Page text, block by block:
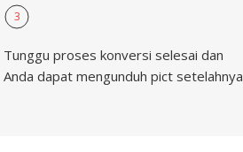
3
Tunggu proses konversi selesai dan
Anda dapat mengunduh pict setelahnya